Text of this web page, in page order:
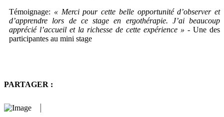
Témoignage: « Merci pour cette belle opportunité d’observer et
d’apprendre lors de ce stage en ergothérapie. J’ai beaucoup
apprécié l’accueil et la richesse de cette expérience » - Une des
participantes au mini stage
PARTAGER :